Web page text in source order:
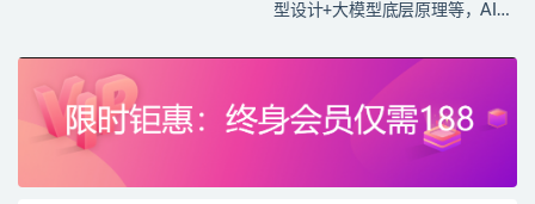
型设计+大模型底层原理等，AI产